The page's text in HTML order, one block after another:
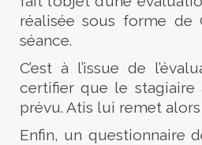
réalisée sous forme de
séance.
C’est à l’issue de
certifier que le stagiaire
prévu. Atis lui remet
Enfin, un questionnaire